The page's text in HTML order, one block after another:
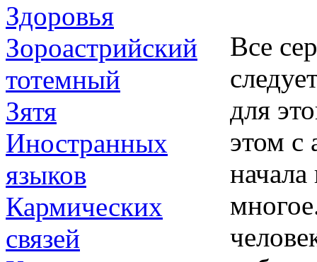
Здоровья
Зороастрийский
тотемный
Зятя
Иностранных
языков
Кармических
связей
Все
для
этом с